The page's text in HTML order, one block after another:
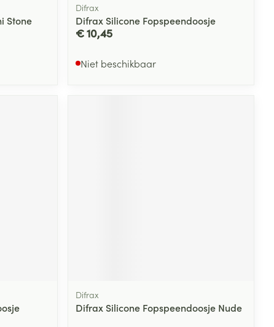
Stone
Difrax
Difrax Silicone Fopspeendoosje
€ 10,45
Niet beschikbaar
Difrax
Difrax Silicone Fopspeendoosje Nude